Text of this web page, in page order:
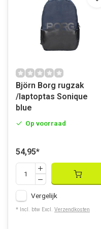
Björn Borg rugzak
/laptoptas Sonique
blue
Op voorraad
54,95*
Vergelijk
* Incl. btw Excl. Verzendkosten